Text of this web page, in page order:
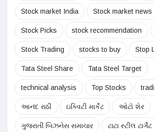
Stock market India Stock market news
Stock Picks stock recommendation
Stock Trading stocks to buy Stop
Tata Steel Share Tata Steel Target
technical analysis Top Stocks
આનંદ રાઠી ઇક્વિટી માર્કેટ ઓટો શેર
ગુજરાતી બિઝનેસ સમાચાર ટાટા સ્ટીલ ટાર્ગેટ